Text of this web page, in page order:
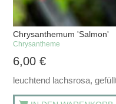
Chrysanthemum 'Salmon'
Chrysantheme
6,00€
leuchtend lachsrosa,